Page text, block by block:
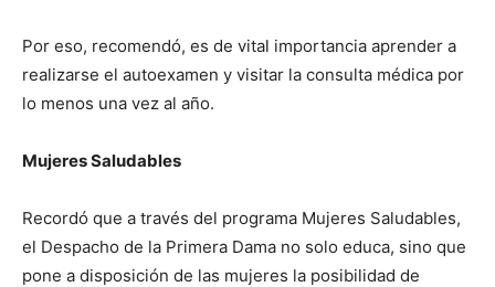
Por eso, recomendó, es de vital importancia aprender a
realizarse el autoexamen y visitar la consulta médica por
lo menos una vez al año.
Mujeres Saludables
Recordó que a través del programa Mujeres Saludables,
el Despacho de la Primera Dama no solo educa, sino que
pone a disposición de las mujeres la posibilidad de